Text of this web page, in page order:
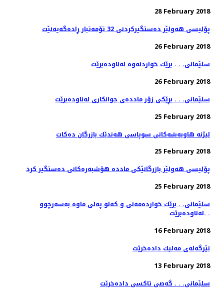
28 February 2018
پۆلیسی هەولێر دەستگیركردنی 32 تۆمەتبار ڕادەگەیەنێت
26 February 2018
سلێمانی. . . برێك خواردنه‌وه‌ له‌ناوده‌برێت
26 February 2018
سلێمانی. . . بڕێكی زۆر مادده‌ی جوانكاری له‌ناوده‌برێت
25 February 2018
لیژنه‌ هاوبه‌شه‌كانی سوپاسی هه‌ندێك بازرگان ده‌كات
25 February 2018
پۆلیسی هەولێر بازرگانێكی ماددە هۆشبەرەكانی دەستگیر كرد
25 February 2018
سلێمانی. . برێك خوارده‌مه‌نی و كه‌لو په‌لی ماوه‌ به‌سه‌رچوو
له‌ناوده‌برێت. .
16 February 2018
نێرگه‌له‌ی مه‌لیك داده‌خرێت
13 February 2018
سلێمانی. . . گه‌صی تاكسی داده‌خرێت